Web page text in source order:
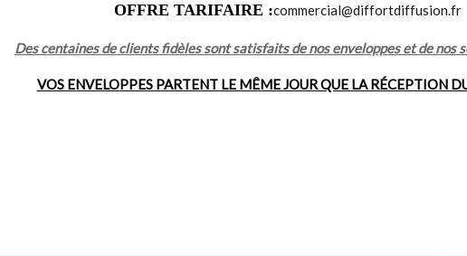
OFFRE TARIFAIRE :commercial@diffortdiffusion.fr
Des centaines de clients fidèles sont satisfaits de nos enveloppes et de nos
VOS ENVELOPPES PARTENT LE MÊME JOUR QUE LA RÉCEPTION